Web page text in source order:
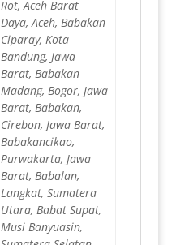
Rot, Aceh Barat
Daya, Aceh, Babakan
Ciparay, Kota
Bandung, Jawa
Barat, Babakan
Madang, Bogor, Jawa
Barat, Babakan,
Cirebon, Jawa Barat,
Babakancikao,
Purwakarta, Jawa
Barat, Babalan,
Langkat, Sumatera
Utara, Babat Supat,
Musi Banyuasin,